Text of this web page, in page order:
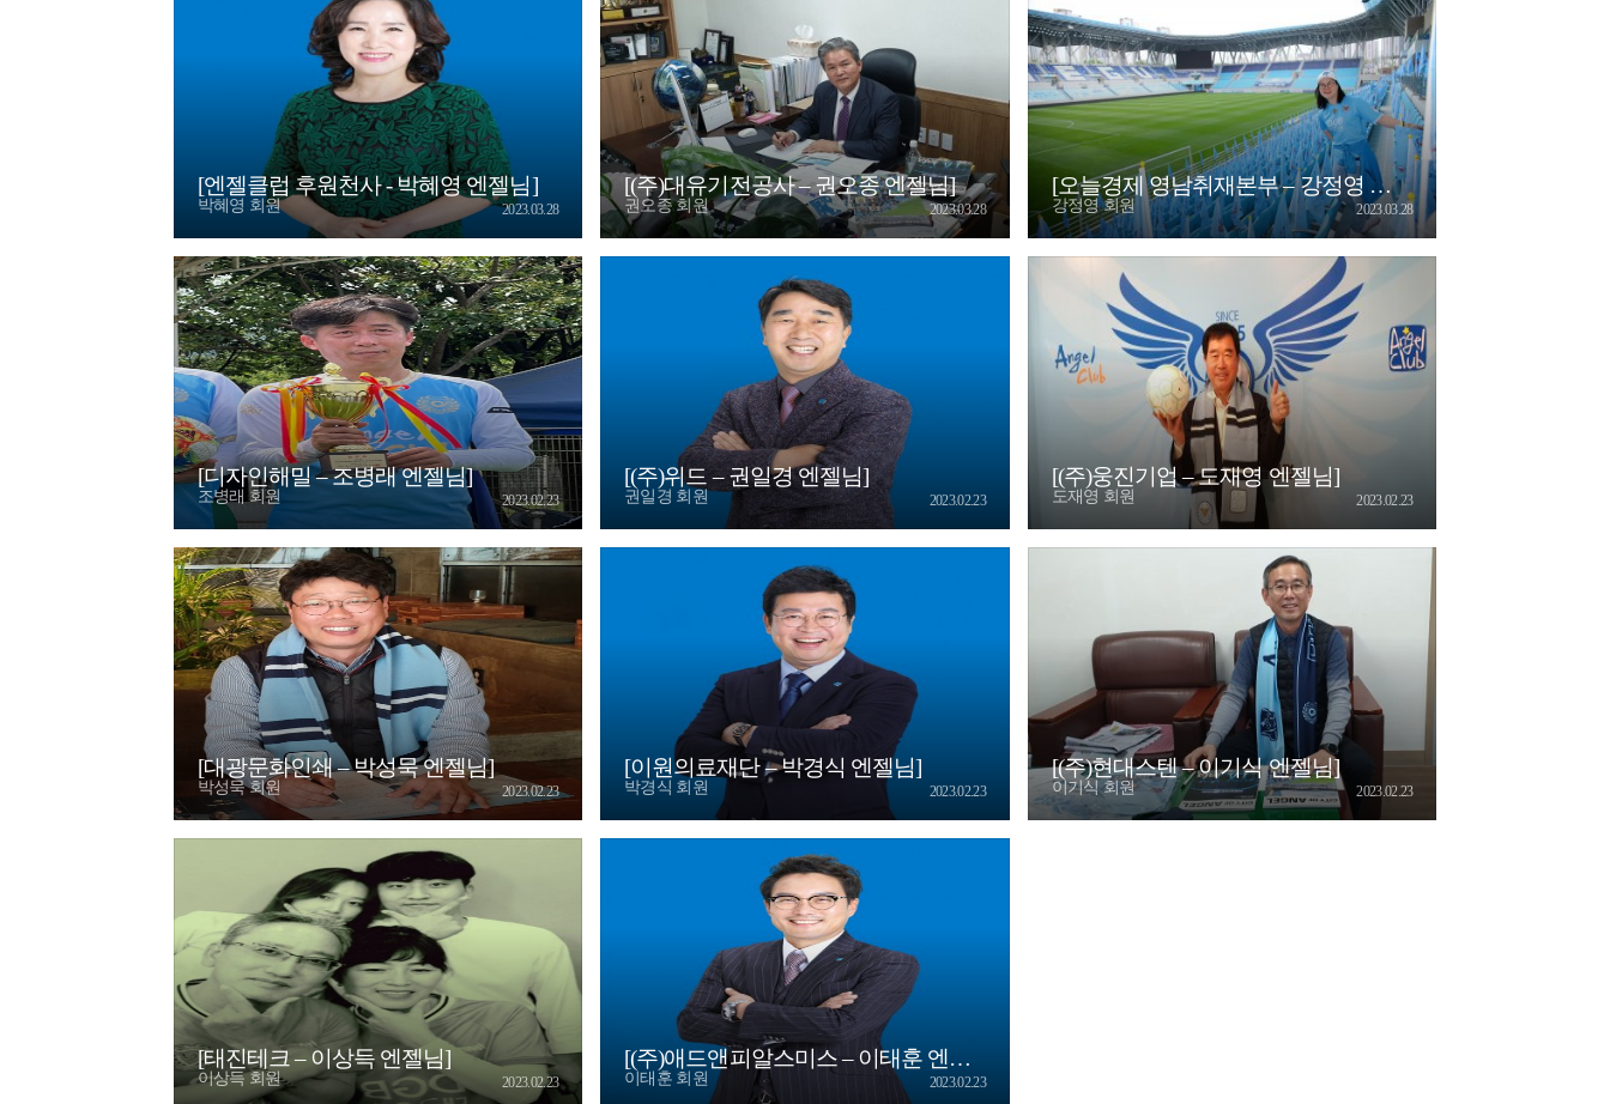
[엔젤클럽 후원천사 - 박혜영 엔젤님]
박혜영 회원 2023.03.28
[(주)대유기전공사 – 권오종 엔젤님]
권오종 회원 2023.03.28
[오늘경제 영남취재본부 – 강정영 엔젤님]
강정영 회원 2023.03.28
[디자인해밀 – 조병래 엔젤님]
조병래 회원 2023.02.23
[(주)위드 – 권일경 엔젤님]
권일경 회원 2023.02.23
[(주)웅진기업 – 도재영 엔젤님]
도재영 회원 2023.02.23
[대광문화인쇄 – 박성묵 엔젤님]
박성묵 회원 2023.02.23
[이원의료재단 – 박경식 엔젤님]
박경식 회원 2023.02.23
[(주)현대스텐 – 이기식 엔젤님]
이기식 회원 2023.02.23
[태진테크 – 이상득 엔젤님]
이상득 회원 2023.02.23
[(주)애드앤피알스미스 – 이태훈 엔젤님]
이태훈 회원 2023.02.23